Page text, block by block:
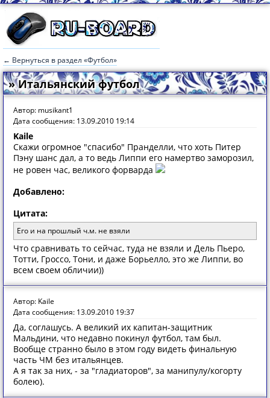
← Вернуться в раздел «Футбол»
» Итальянский футбол
Автор: musikant1
Дата сообщения: 13.09.2010 19:14
Kaile
Скажи огромное "спасибо" Пранделли, что хоть Питер
Пэну шанс дал, а то ведь Липпи его намертво заморозил,
не ровен час, великого форварда
Добавлено:
Цитата:
Его и на прошлый ч.м. не взяли
Что сравнивать то сейчас, туда не взяли и Дель Пьеро,
Тотти, Гроссо, Тони, и даже Борьелло, это же Липпи, во
всем своем обличии))
Автор: Kaile
Дата сообщения: 13.09.2010 19:37
Да, соглашусь. А великий их капитан-защитник
Мальдини, что недавно покинул футбол, там был.
Вообще странно было в этом году видеть финальную
часть ЧМ без итальянцев.
А я так за них, - за "гладиаторов", за манипулу/когорту
болею).